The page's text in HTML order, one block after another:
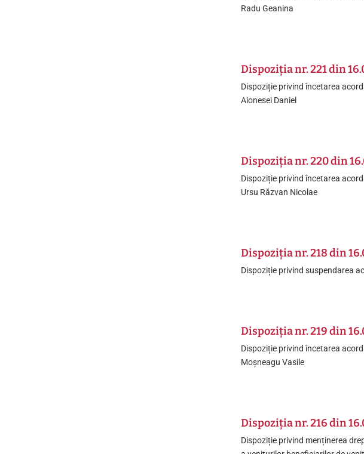
Radu Geanina
Dispoziția nr. 221 din
Dispoziție privind încetarea
Aionesei Daniel
Dispoziția nr. 220 din
Dispoziție privind încetarea
Ursu Răzvan Nicolae
Dispoziția nr. 218 din
Dispoziție privind suspendarea
Dispoziția nr. 219 din
Dispoziție privind încetarea
Moșneagu Vasile
Dispoziția nr. 216 din
Dispoziție privind menținerea